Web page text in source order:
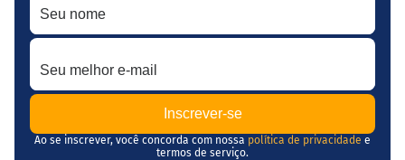
Seu melhor e-mail
Ao se inscrever, você concorda com nossa política de privacidade e
termos de serviço.